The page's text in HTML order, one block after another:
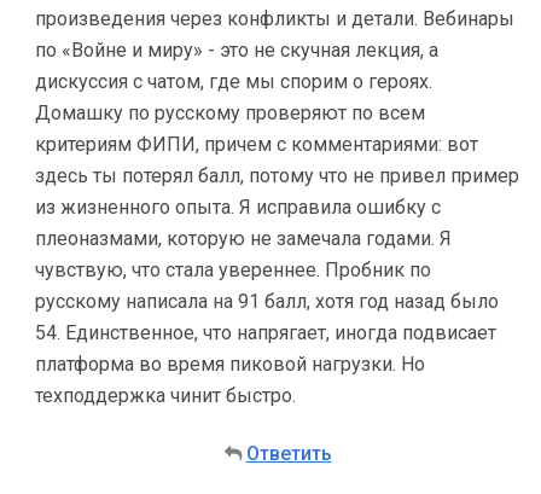
произведения через конфликты и детали. Вебинары
по «Войне и миру» - это не скучная лекция, а
дискуссия с чатом, где мы спорим о героях.
Домашку по русскому проверяют по всем
критериям ФИПИ, причем с комментариями: вот
здесь ты потерял балл, потому что не привел пример
из жизненного опыта. Я исправила ошибку с
плеоназмами, которую не замечала годами. Я
чувствую, что стала увереннее. Пробник по
русскому написала на 91 балл, хотя год назад было
54. Единственное, что напрягает, иногда подвисает
платформа во время пиковой нагрузки. Но
техподдержка чинит быстро.
Ответить